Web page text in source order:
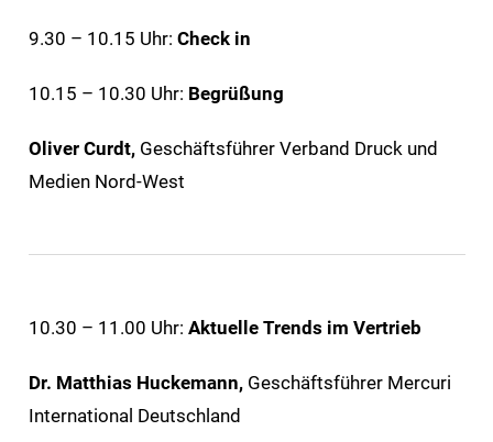
9.30 – 10.15 Uhr: Check in
10.15 – 10.30 Uhr: Begrüßung
Oliver Curdt, Geschäftsführer Verband Druck und
Medien Nord-West
10.30 – 11.00 Uhr: Aktuelle Trends im Vertrieb
Dr. Matthias Huckemann, Geschäftsführer Mercuri
International Deutschland